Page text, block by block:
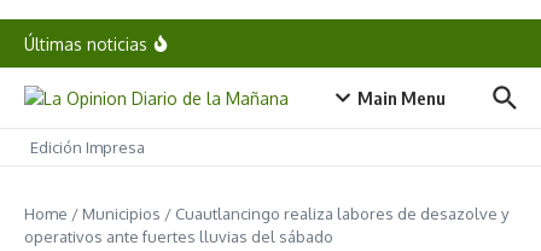
Saltar al contenido
Últimas noticias
Pepe Chedraui supervisa obras de pavimentación
Propone diputado Jaime Aurioles hasta 5 años de
Main Menu
Edición Impresa
Home / Municipios / Cuautlancingo realiza labores de desazolve y
operativos ante fuertes lluvias del sábado